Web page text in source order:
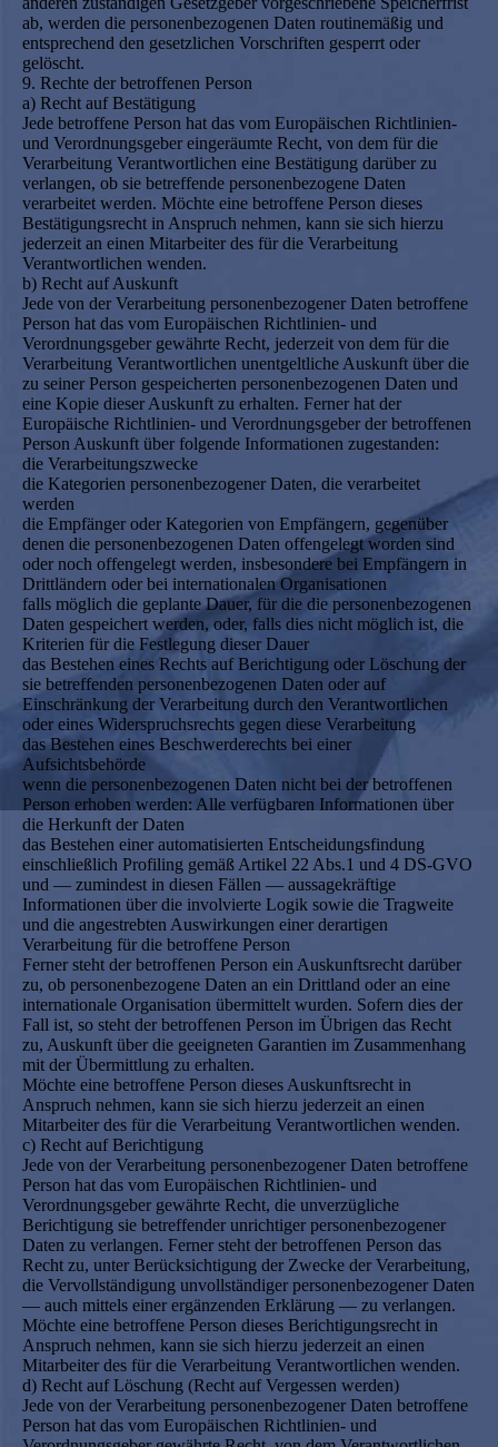
ab, werden die personenbezogenen Daten routinemäßig und
entsprechend den gesetzlichen Vorschriften gesperrt oder
gelöscht.
9. Rechte der betroffenen Person
a) Recht auf Bestätigung
Jede betroffene Person hat das vom Europäischen Richtlinien-
und Verordnungsgeber eingeräumte Recht, von dem für die
Verarbeitung Verantwortlichen eine Bestätigung darüber zu
verlangen, ob sie betreffende personenbezogene Daten
verarbeitet werden. Möchte eine betroffene Person dieses
Bestätigungsrecht in Anspruch nehmen, kann sie sich hierzu
jederzeit an einen Mitarbeiter des für die Verarbeitung
Verantwortlichen wenden.
b) Recht auf Auskunft
Jede von der Verarbeitung personenbezogener Daten betroffene
Person hat das vom Europäischen Richtlinien- und
Verordnungsgeber gewährte Recht, jederzeit von dem für die
Verarbeitung Verantwortlichen unentgeltliche Auskunft über die
zu seiner Person gespeicherten personenbezogenen Daten und
eine Kopie dieser Auskunft zu erhalten. Ferner hat der
Europäische Richtlinien- und Verordnungsgeber der betroffenen
Person Auskunft über folgende Informationen zugestanden:
die Verarbeitungszwecke
die Kategorien personenbezogener Daten, die verarbeitet
werden
die Empfänger oder Kategorien von Empfängern, gegenüber
denen die personenbezogenen Daten offengelegt worden sind
oder noch offengelegt werden, insbesondere bei Empfängern in
Drittländern oder bei internationalen Organisationen
falls möglich die geplante Dauer, für die die personenbezogenen
Daten gespeichert werden, oder, falls dies nicht möglich ist, die
Kriterien für die Festlegung dieser Dauer
das Bestehen eines Rechts auf Berichtigung oder Löschung der
sie betreffenden personenbezogenen Daten oder auf
Einschränkung der Verarbeitung durch den Verantwortlichen
oder eines Widerspruchsrechts gegen diese Verarbeitung
das Bestehen eines Beschwerderechts bei einer
Aufsichtsbehörde
wenn die personenbezogenen Daten nicht bei der betroffenen
Person erhoben werden: Alle verfügbaren Informationen über
die Herkunft der Daten
das Bestehen einer automatisierten Entscheidungsfindung
einschließlich Profiling gemäß Artikel 22 Abs.1 und 4 DS-GVO
und — zumindest in diesen Fällen — aussagekräftige
Informationen über die involvierte Logik sowie die Tragweite
und die angestrebten Auswirkungen einer derartigen
Verarbeitung für die betroffene Person
Ferner steht der betroffenen Person ein Auskunftsrecht darüber
zu, ob personenbezogene Daten an ein Drittland oder an eine
internationale Organisation übermittelt wurden. Sofern dies der
Fall ist, so steht der betroffenen Person im Übrigen das Recht
zu, Auskunft über die geeigneten Garantien im Zusammenhang
mit der Übermittlung zu erhalten.
Möchte eine betroffene Person dieses Auskunftsrecht in
Anspruch nehmen, kann sie sich hierzu jederzeit an einen
Mitarbeiter des für die Verarbeitung Verantwortlichen wenden.
c) Recht auf Berichtigung
Jede von der Verarbeitung personenbezogener Daten betroffene
Person hat das vom Europäischen Richtlinien- und
Verordnungsgeber gewährte Recht, die unverzügliche
Berichtigung sie betreffender unrichtiger personenbezogener
Daten zu verlangen. Ferner steht der betroffenen Person das
Recht zu, unter Berücksichtigung der Zwecke der Verarbeitung,
die Vervollständigung unvollständiger personenbezogener Daten
— auch mittels einer ergänzenden Erklärung — zu verlangen.
Möchte eine betroffene Person dieses Berichtigungsrecht in
Anspruch nehmen, kann sie sich hierzu jederzeit an einen
Mitarbeiter des für die Verarbeitung Verantwortlichen wenden.
d) Recht auf Löschung (Recht auf Vergessen werden)
Jede von der Verarbeitung personenbezogener Daten betroffene
Person hat das vom Europäischen Richtlinien- und